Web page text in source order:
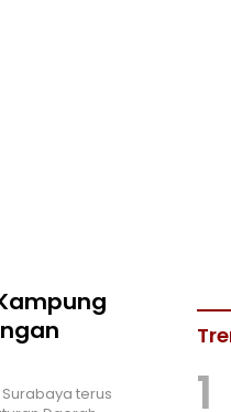
Surabaya terus
1